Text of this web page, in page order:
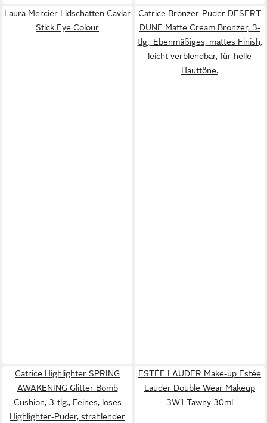
Laura Mercier Lidschatten Caviar
Stick Eye Colour
Catrice Bronzer-Puder DESERT
DUNE Matte Cream Bronzer, 3-
tlg., Ebenmäßiges, mattes Finish,
leicht verblendbar, für helle
Hauttöne.
Catrice Highlighter SPRING
AWAKENING Glitter Bomb
Cushion, 3-tlg., Feines, loses
Highlighter-Puder, strahlender
ESTÉE LAUDER Make-up Estée
Lauder Double Wear Makeup
3W1 Tawny 30ml